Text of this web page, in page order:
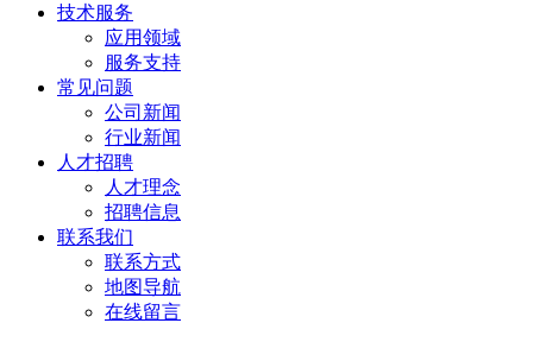
技术服务
应用领域
服务支持
常见问题
公司新闻
行业新闻
人才招聘
人才理念
招聘信息
联系我们
联系方式
地图导航
在线留言